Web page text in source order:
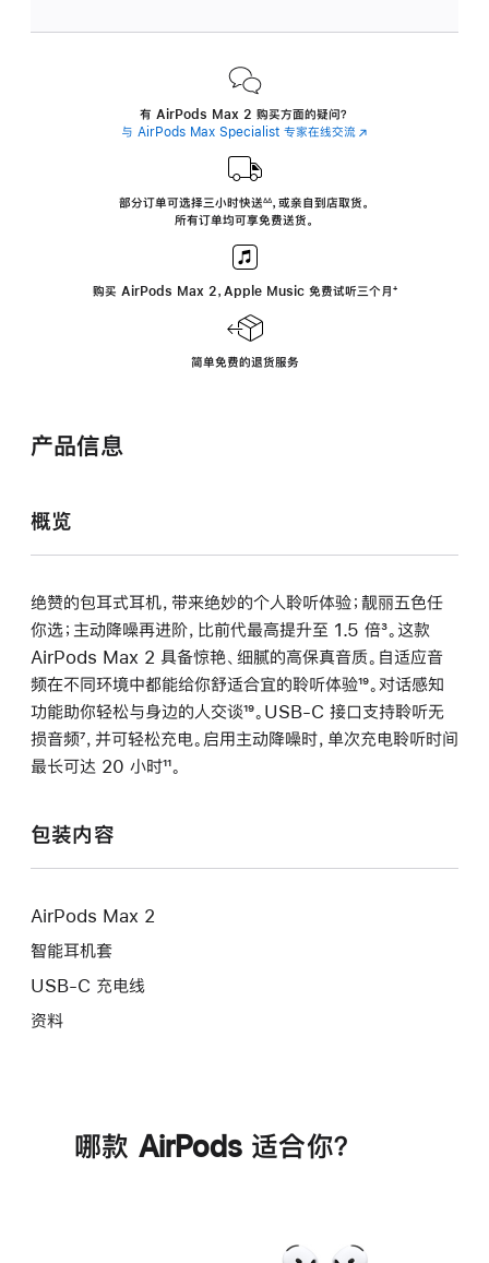
有 AirPods Max 2 购买方面的疑问？
与 AirPods Max Specialist 专家在线交流(在
中
部分订单可选择三小时快送∆∆， 或亲自到店取货。
所有订单均可享免费送货。
购买 AirPods Max 2，Apple Music 免费试听三个月 ‍脚
‍⁺
简单免费的退货服务
产品信息
概览
绝赞的包耳式耳机，带来绝妙的个人聆听体验；靓丽五色任
你选；主动降噪再进阶，比前代最高提升至 1.5 倍脚
注
³。这款
AirPods Max 2 具备惊艳、细腻的高保真音质。自适应音
频在不同环境中都能给你舒适合宜的聆听体验脚
注
¹⁹。对话感知
功能助你轻松与身边的人交谈脚
注
¹⁹。USB-C 接口支持聆听无
损音频脚
注
⁷，并可轻松充电。启用主动降噪时，单次充电聆听时间
最长可达 20 小时脚
¹¹。
包装内容
AirPods Max 2
智能耳机套
USB-C 充电线
资料
哪款 AirPods 适合你？